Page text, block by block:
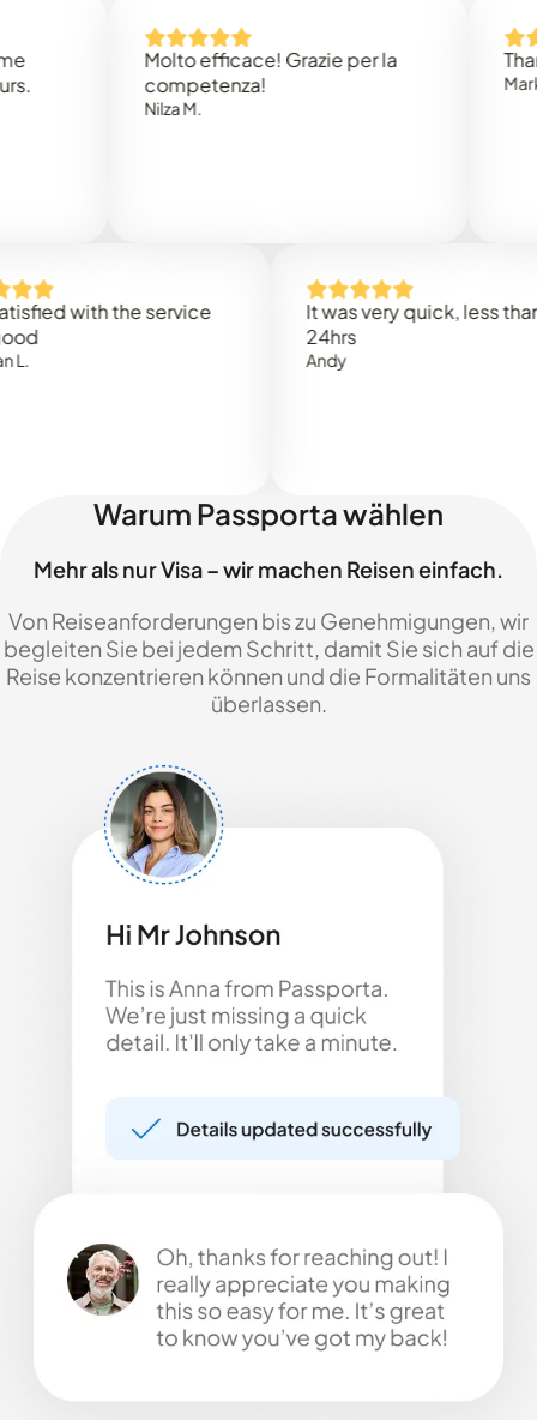
Molto efficace! Grazie per la
competenza!
Nilza M.
Thank
Mark N.
with the service
It was very quick, less than
Warum Passporta wählen
Mehr als nur Visa – wir machen Reisen einfach.
Von Reiseanforderungen bis zu Genehmigungen, wir
begleiten Sie bei jedem Schritt, damit Sie sich auf die
Reise konzentrieren können und die Formalitäten uns
überlassen.